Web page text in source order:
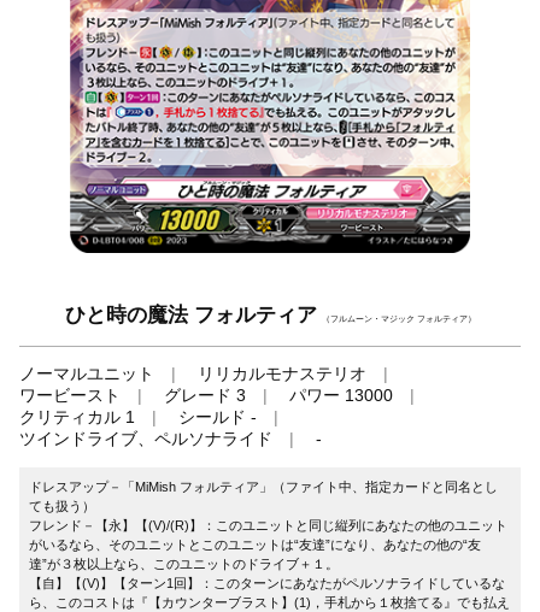
ひと時の魔法 フォルティア （フルムーン・マジック フォルティア）
ノーマルユニット
リリカルモナステリオ
ワービースト
グレード 3
パワー 13000
クリティカル 1
シールド -
ツインドライブ、ペルソナライド
-
ドレスアップ－「MiMish フォルティア」（ファイト中、指定カードと同名とし
ても扱う）
フレンド－【永】【(V)/(R)】：このユニットと同じ縦列にあなたの他のユニット
がいるなら、そのユニットとこのユニットは“友達”になり、あなたの他の“友
達”が３枚以上なら、このユニットのドライブ＋１。
【自】【(V)】【ターン1回】：このターンにあなたがペルソナライドしているな
ら、このコストは『【カウンターブラスト】(1)，手札から１枚捨てる』でも払え